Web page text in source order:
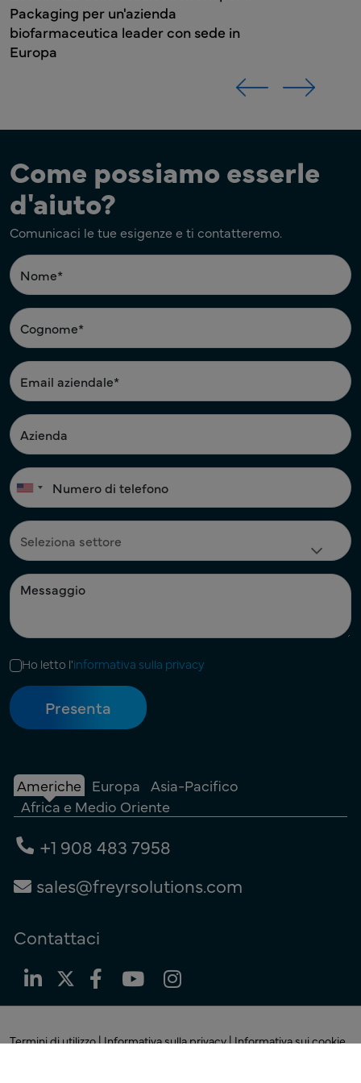
sede in
Come possiamo esserle
d'aiuto?
Comunicaci le tue esigenze e ti contatteremo.
Ho letto l'informativa sulla privacy
Americhe Europa Asia-Pacifico
Africa e Medio Oriente
+1 908 483 7958
sales@freyrsolutions.com
Contattaci
Termini di utilizzo|Informativa sulla privacy|Informativa sui cookie